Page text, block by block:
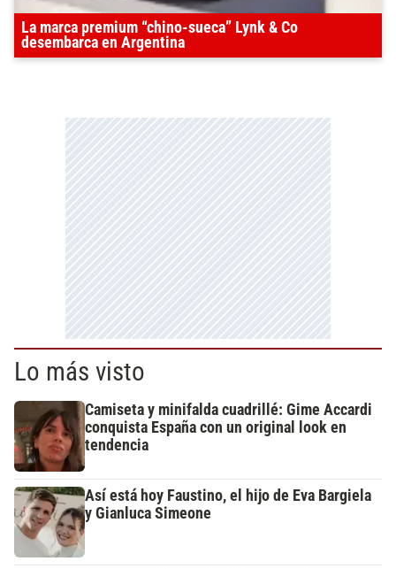
La marca premium “chino-sueca” Lynk & Co
desembarca en Argentina
Lo más visto
Camiseta y minifalda cuadrillé: Gime Accardi
conquista España con un original look en
tendencia
Así está hoy Faustino, el hijo de Eva Bargiela
y Gianluca Simeone